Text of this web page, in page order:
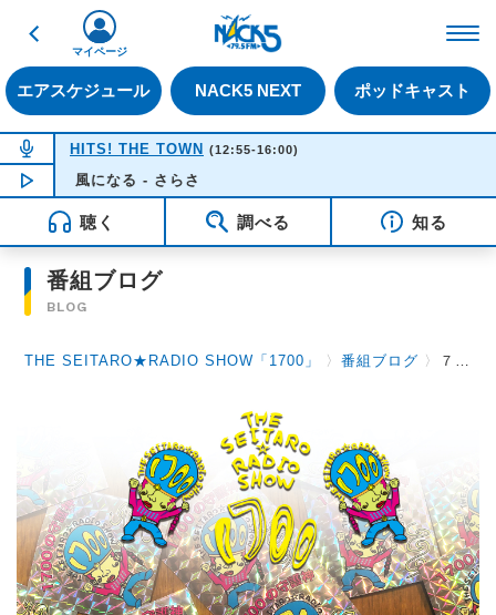
戻る
エアスケジュール NACK5 NEXT ポッドキャスト
マイページ
NOW ON AIR
HITS! THE TOWN (12:55-16:00)
NOW PLAYING 14:40
風になる - さらさ
聴く 調べる 知る
番組ブログ
BLOG
THE SEITARO★RADIO SHOW「1700」 〉番組ブログ 〉 ７月２０日（月）